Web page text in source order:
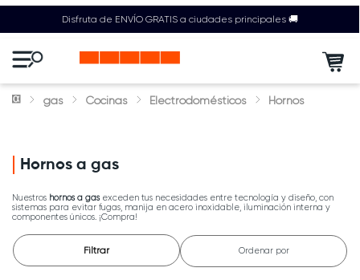
Disfruta de ENVÍO GRATIS a ciudades principales 🚚
gas Cocinas Electrodomésticos Hornos
Hornos a gas
Nuestros hornos a gasexceden tus necesidades entre tecnología y diseño, con
sistemas para evitar fugas, manija en acero inoxidable, iluminación interna y
componentes únicos. ¡Compra!
Filtrar Ordenar por